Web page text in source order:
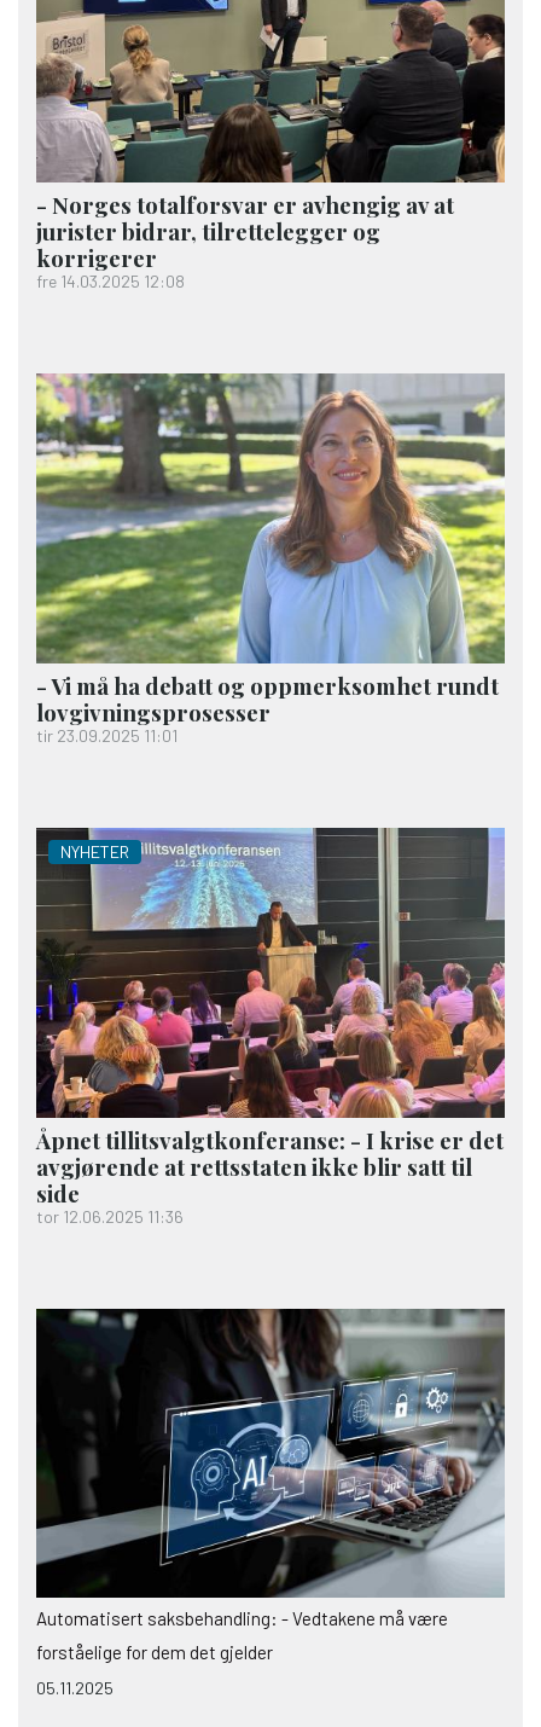
- Norges totalforsvar er avhengig av at
jurister bidrar, tilrettelegger og
korrigerer
fre 14.03.2025 12:08
- Vi må ha debatt og oppmerksomhet rundt
lovgivningsprosesser
tir 23.09.2025 11:01
NYHETER
Åpnet tillitsvalgtkonferanse: - I krise er det
avgjørende at rettsstaten ikke blir satt til
side
tor 12.06.2025 11:36
Automatisert saksbehandling: - Vedtakene må være
forståelige for dem det gjelder
05.11.2025